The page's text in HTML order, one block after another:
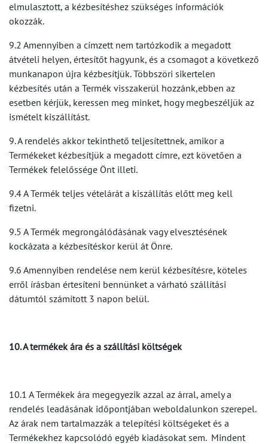
elmulasztott, a kézbesítéshez szükséges információk
okozzák.
9.2 Amennyiben a címzett nem tartózkodik a megadott
átvételi helyen, értesítőt hagyunk, és a csomagot a következő
munkanapon újra kézbesítjük. Többszöri sikertelen
kézbesítés után a Termék visszakerül hozzánk,ebben az
esetben kérjük, keressen meg minket, hogy megbeszéljük az
ismételt kiszállítást.
9. A rendelés akkor tekinthető teljesítettnek, amikor a
Termékeket kézbesítjük a megadott címre, ezt követően a
Termékek felelőssége Önt illeti.
9.4 A Termék teljes vételárát a kiszállítás előtt meg kell
fizetni.
9.5 A Termék megrongálódásának vagy elvesztésének
kockázata a kézbesítéskor kerül át Önre.
9.6 Amennyiben rendelése nem kerül kézbesítésre, köteles
erről írásban értesíteni bennünket a várható szállítási
dátumtól számított 3 napon belül.
10. A termékek ára és a szállítási költségek
10.1 A Termékek ára megegyezik azzal az árral, amely a
rendelés leadásának időpontjában weboldalunkon szerepel.
Az árak nem tartalmazzák a telepítési költségeket és a
Termékekhez kapcsolódó egyéb kiadásokat sem. Mindent